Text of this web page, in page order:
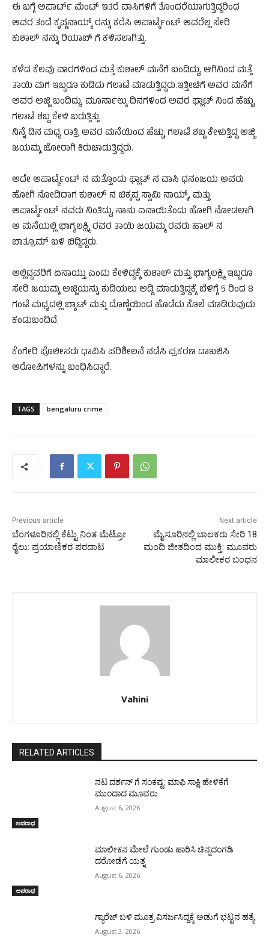
ಈ ಬಗ್ಗೆ ಅಪಾರ್ಟ್ ಮೆಂಟ್ ಇತರೆ ವಾಸಿಗಳಿಗೆ ತೊಂದರೆಯಾಗುತ್ತಿದ್ದರಿಂದ
ಅವರ ತಂದೆ ಕೃಷ್ಣನಾಯ್ಕ್ ರನ್ನು ಕರೆಸಿ ಅಪಾರ್ಟ್ಮೆಂಟ್ ಅವರೆಲ್ಲ ಸೇರಿ
ಕುಶಾಲ್ ನನ್ನು ರಿಯಾಬ್ ಗೆ ಕಳಿಸಲಾಗಿತ್ತು.
ಕಳೆದ ಕೆಲವು ವಾರಗಳಿಂದ ಮತ್ತೆ ಕುಶಾಲ್ ಮನೆಗೆ ಬಂದಿದ್ದು, ಆಗಿನಿಂದ ಮತ್ತೆ
ತಾಯಿ ಮಗ ಇಬ್ಬರೂ ಕುಡಿದು ಗಲಾಟೆ ಮಾಡುತ್ತಿದ್ದರು.ಇತ್ತೀಚಿಗೆ ಅವರ ಮನೆಗೆ
ಅವರ ಅಜ್ಜಿ ಬಂದಿದ್ದು, ಮೂರ್ನಾಲ್ಕು ದಿನಗಳಿಂದ ಅವರ ಫ್ಲಾಟ್ ನಿಂದ ಹೆಚ್ಚು
ಗಲಾಟೆ ಶಬ್ದ ಕೇಳಿ ಬರುತ್ತಿತ್ತು.
ನಿನ್ನೆ ದಿನ ಮಧ್ಯ ರಾತ್ರಿ ಅವರ ಮನೆಯಿಂದ ಹೆಚ್ಚು ಗಲಾಟೆ ಶಬ್ದ ಕೇಳುತ್ತಿದ್ದ ಅಜ್ಜಿ
ಜಯಮ್ಮ ಜೋರಾಗಿ ಕಿರುಚಾಡುತ್ತಿದ್ದರು.
ಅದೇ ಅಪಾರ್ಟ್ಮೆಂಟ್ ನ ಮತ್ತೊಂದು ಫ್ಲಾಟ್ ನ ವಾಸಿ ಧನಂಜಯ ಅವರು
ಹೋಗಿ ನೋಡಿದಾಗ ಕುಶಾಲ್ ನ ಚಿಕ್ಕಪ್ಪ ಸ್ವಾಮಿ ನಾಯ್ಕ್, ಮತ್ತು
ಅಪಾರ್ಟ್ಮೆಂಟ್ ನವರು ನಿಂತಿದ್ದು, ನಾನು ಏನಾಯಿತೆಂದು ಹೋಗಿ ನೋಡಲಾಗಿ
ಆ ಮನೆಯಲ್ಲಿ ಭಾಗ್ಯಲಕ್ಷ್ಮಿ ರವರ ತಾಯಿ ಜಯಮ್ಮ ರವರು ಹಾಲ್ ನ
ಬಾತ್ರೂಮ್ ಬಳಿ ಬಿದ್ದಿದ್ದರು.
ಅಲ್ಲಿದ್ದವರಿಗೆ ಏನಾಯ್ತು ಎಂದು ಕೇಳಿದ್ದಕ್ಕೆ ಕುಶಾಲ್ ಮತ್ತು ಭಾಗ್ಯಲಕ್ಷ್ಮಿ ಇಬ್ಬರೂ
ಸೇರಿ ಜಯಮ್ಮ ಅಜ್ಜಿಯನ್ನು ಕುಡಿಯಲು ಅಡ್ಡಿ ಮಾಡುತ್ತಿದ್ದಕ್ಕೆ ಬೆಳಿಗ್ಗೆ 5 ರಿಂದ 8
ಗಂಟೆ ಮಧ್ಯದಲ್ಲಿ ಬ್ಯಾಟ್ ಮತ್ತು ದೊಣ್ಣೆಯಿಂದ ಹೊಡೆದು ಕೊಲೆ‌ ಮಾಡಿರುವುದು
ಕಂಡುಬಂದಿದೆ.
ಕೆಂಗೇರಿ ಪೊಲೀಸರು ಧಾವಿಸಿ ಪರಿಶೀಲನೆ ನಡೆಸಿ ಪ್ರಕರಣ ದಾಖಲಿಸಿ
ಆರೋಪಿಗಳನ್ನು ಬಂಧಿಸಿದ್ದಾರೆ.
TAGS bengaluru crime
Previous article
ಬೆಂಗಳೂರಿನಲ್ಲಿ ಕೆಟ್ಟು ನಿಂತ ಮೆಟ್ರೋ
ರೈಲು: ಪ್ರಯಾಣಿಕರ ಪರದಾಟ
Next article
ಮೈಸೂರಿನಲ್ಲಿ ಬಾಲಕರು ಸೇರಿ 18
ಮಂದಿ ಜೀತದಿಂದ ಮುಕ್ತಿ: ಮೂವರು
ಮಾಲೀಕರ ಬಂಧನ
Vahini
RELATED ARTICLES
ಅಪರಾಧ
ನಟ ದರ್ಶನ್ ಗೆ ಸಂಕಷ್ಟ: ಮಾಫಿ ಸಾಕ್ಷಿ ಹೇಳಿಕೆಗೆ
ಮುಂದಾದ ಮೂವರು
August 6, 2026
ಅಪರಾಧ
ಮಾಲೀಕನ ಮೇಲೆ ಗುಂಡು ಹಾರಿಸಿ ಚಿನ್ನದಂಗಡಿ
ದರೋಡೆಗೆ ಯತ್ನ
August 6, 2026
ಗ್ಯಾರೆಜ್ ಬಳಿ ಮೂತ್ರ ವಿಸರ್ಜಸಿದ್ದಕ್ಕೆ ಅಡುಗೆ ಭಟ್ಟನ ಹತ್ಯೆ
August 3, 2026